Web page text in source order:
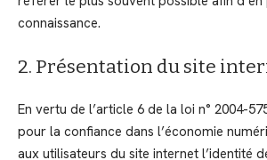
connaissance.
2. Présentation du site
En vertu de l’article 6 de la loi n° 2004-
pour la confiance dans l’économie
aux utilisateurs du site internet l’identité